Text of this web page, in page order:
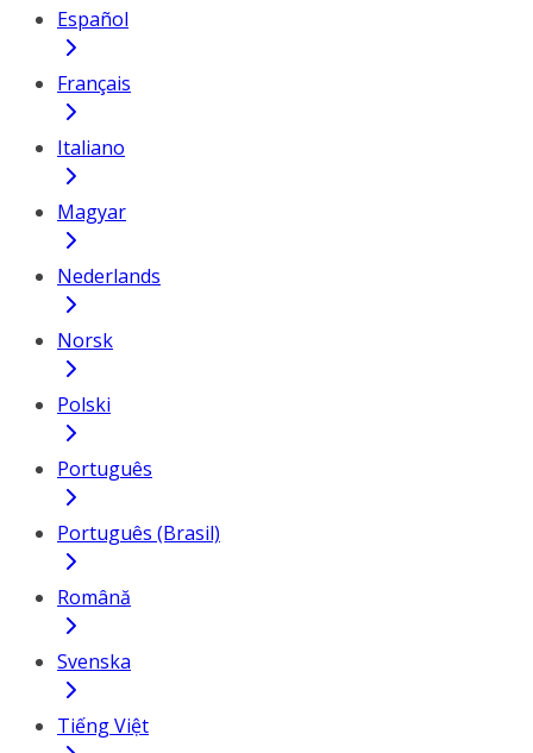
Español
Français
Italiano
Magyar
Nederlands
Norsk
Polski
Português
Português (Brasil)
Română
Svenska
Tiếng Việt